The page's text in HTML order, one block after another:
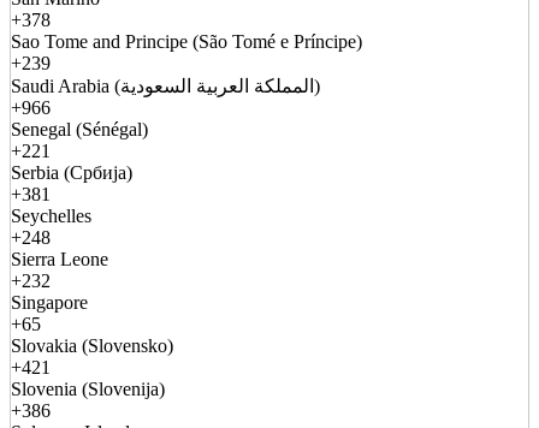
+378
Sao Tome and Principe (São Tomé e Príncipe)
+239
Saudi Arabia (المملكة العربية السعودية)
+966
Senegal (Sénégal)
+221
Serbia (Србија)
+381
Seychelles
+248
Sierra Leone
+232
Singapore
+65
Slovakia (Slovensko)
+421
Slovenia (Slovenija)
+386